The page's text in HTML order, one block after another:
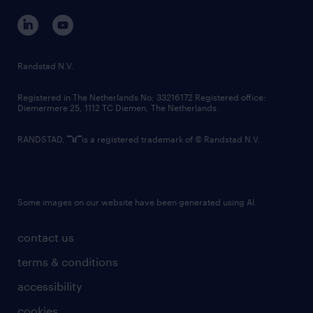
corporate governance
randstad innovation fund
country websites
contact us
terms & conditions
accessibility
Randstad N.V.
Registered in The Netherlands No: 33216172 Registered office:
Diemermere 25, 1112 TC Diemen, The Netherlands.
RANDSTAD, is a registered trademark of © Randstad N.V.
Some images on our website have been generated using AI.